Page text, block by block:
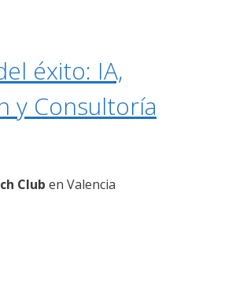
éxito: IA,
y Consultoría
Club en Valencia